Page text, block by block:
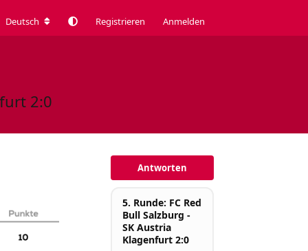
Deutsch Registrieren Anmelden
2:0
Antworten
5. Runde: FC Red
Bull Salzburg -
SK Austria
Klagenfurt 2:0